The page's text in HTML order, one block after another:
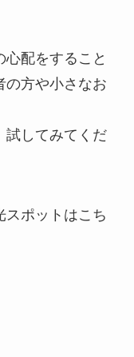
配をすること
の方や小さなお
試してみてくだ
ポットはこち